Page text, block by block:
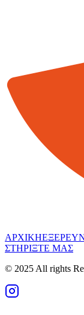
ΑΡΧΙΚΗ
ΣΤΗΡΙΞΤΕ ΜΑΣ
© 2025 All rights